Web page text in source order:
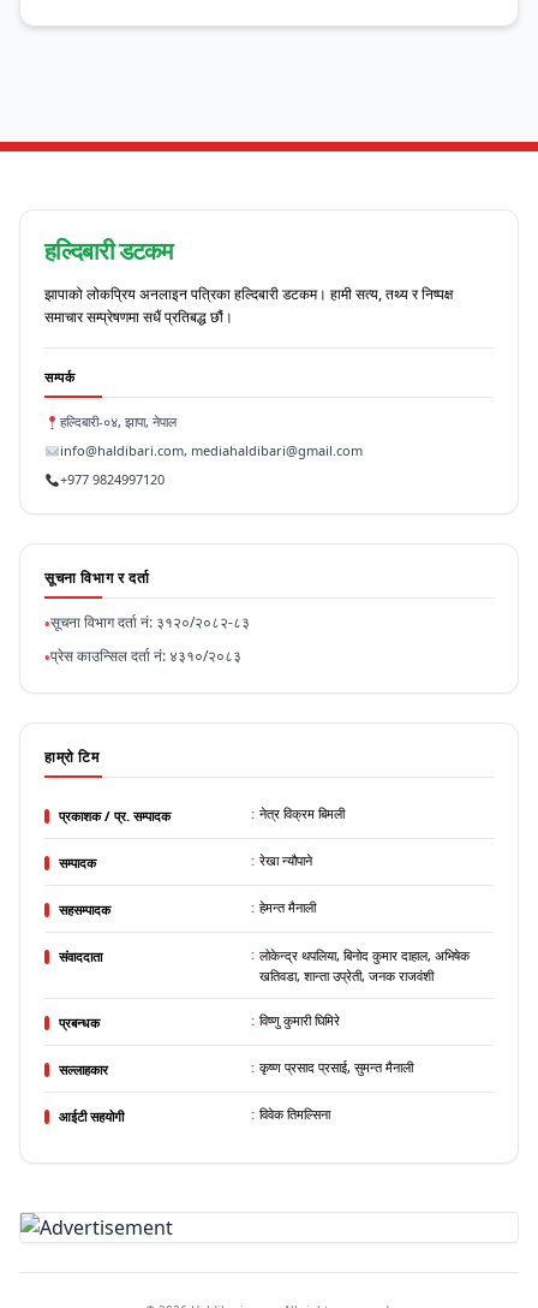
हल्दिबारी डटकम
झापाको लोकप्रिय अनलाइन पत्रिका हल्दिबारी डटकम। हामी सत्य, तथ्य र निष्पक्ष
समाचार सम्प्रेषणमा सधैं प्रतिबद्ध छौं।
सम्पर्क
हल्दिबारी-०४, झापा, नेपाल
info@haldibari.com, mediahaldibari@gmail.com
+977 9824997120
सूचना विभाग र दर्ता
•सूचना विभाग दर्ता नं: ३१२०/२०८२-८३
•प्रेस काउन्सिल दर्ता नं: ४३१०/२०८३
हाम्रो टिम
प्रकाशक / प्र. सम्पादक : नेत्र विक्रम बिमली
सम्पादक : रेखा न्यौपाने
सहसम्पादक : हेमन्त मैनाली
संवाददाता : लोकेन्द्र थपलिया, बिनोद कुमार दाहाल, अभिषेक
खतिवडा, शान्ता उप्रेती, जनक राजवंशी
प्रबन्धक : विष्णु कुमारी घिमिरे
सल्लाहकार : कृष्ण प्रसाद प्रसाई, सुमन्त मैनाली
आईटी सहयोगी : विवेक तिमल्सिना